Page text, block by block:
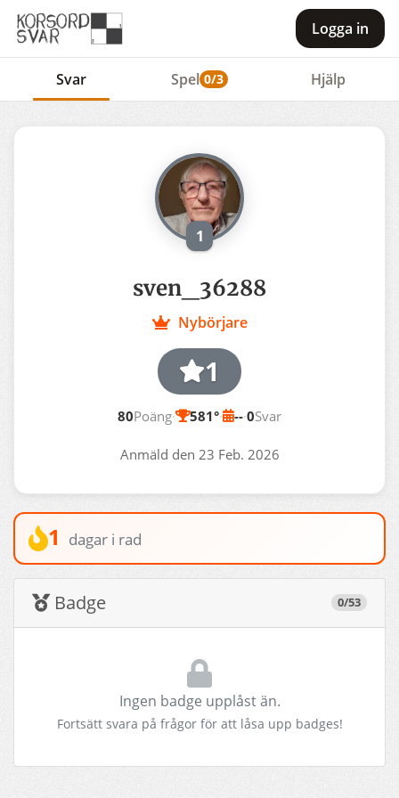
Logga in
Svar Spel 0/3 Hjälp
1
sven_36288
Nybörjare
1
80Poäng· 581°· --·0Svar
Anmäld den 23 Feb. 2026
1 dagar i rad
Badge 0/53
Ingen badge upplåst än.
Fortsätt svara på frågor för att låsa upp badges!